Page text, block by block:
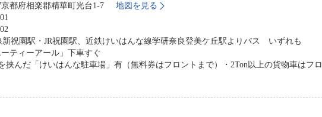
京都府相楽郡精華町光台1-7
地図を見る
新祝園駅・JR祝園駅、近鉄けいはんな線学研奈良登美ケ丘駅よりバス いずれも
ティーアール」下車すぐ
挟んだ「けいはんな駐車場」有（無料券はフロントまで）・2Ton以上の貨物車はフロ